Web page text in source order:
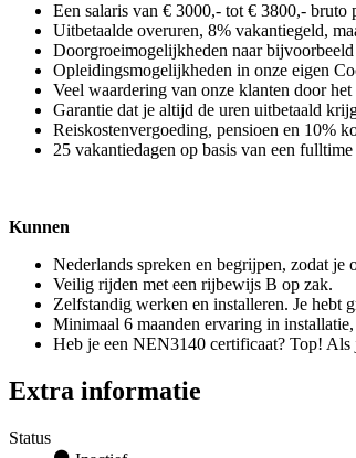
Een salaris van € 3000,- tot € 3800,-
Uitbetaalde overuren, 8% vakantiegeld,
Doorgroeimogelijkheden naar
Opleidingsmogelijkheden in onze eigen
Veel waardering van onze klanten door
Garantie dat je altijd de uren uitbetaald
Reiskostenvergoeding, pensioen en 10%
25 vakantiedagen op basis van een
Kunnen
Nederlands spreken en begrijpen, zodat je
Veilig rijden met een rijbewijs B op zak.
Zelfstandig werken en installeren. Je hebt
Minimaal 6 maanden ervaring in
Heb je een NEN3140 certificaat? Top!
Extra informatie
Status